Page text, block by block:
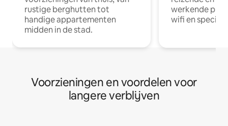
rustige berghutten tot
handige appartementen
midden in de stad.
werkende
wifi en
Voorzieningen en voordelen voor
langere verblijven